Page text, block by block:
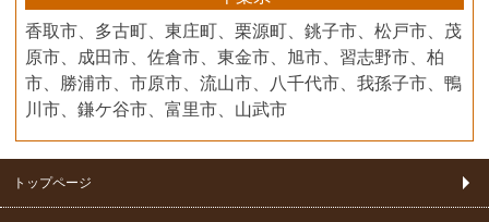
香取市、多古町、東庄町、栗源町、銚子市、松戸市、茂
原市、成田市、佐倉市、東金市、旭市、習志野市、柏
市、勝浦市、市原市、流山市、八千代市、我孫子市、鴨
川市、鎌ケ谷市、富里市、山武市
トップページ